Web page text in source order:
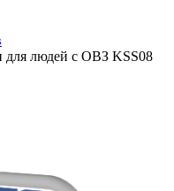
людей с ОВЗ KSS08